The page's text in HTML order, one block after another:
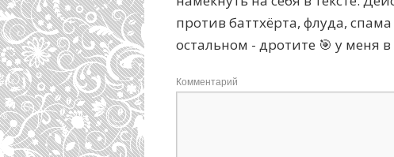
против баттхёрта, флуда,
остальном - дротите 🎯 у меня
Комментарий